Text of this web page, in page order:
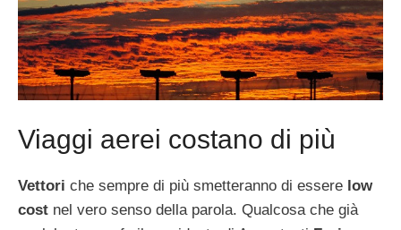
Viaggi aerei costano di più
Vettori che sempre di più smetteranno di essere low
cost nel vero senso della parola. Qualcosa che già